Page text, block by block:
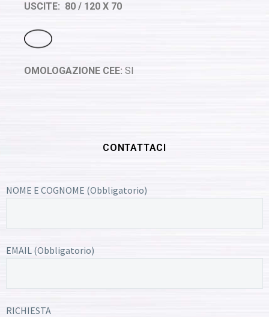
USCITE: 80 / 120 X 70
OMOLOGAZIONE CEE: SI
CONTATTACI
NOME E COGNOME (Obbligatorio)
EMAIL (Obbligatorio)
RICHIESTA